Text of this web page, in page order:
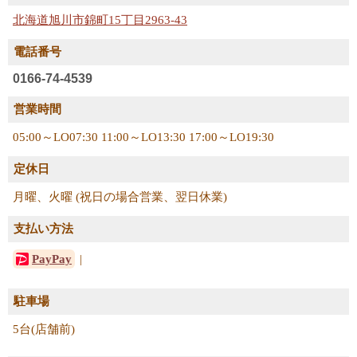
北海道旭川市錦町15丁目2963-43
電話番号
0166-74-4539
営業時間
05:00～LO07:30 11:00～LO13:30 17:00～LO19:30
定休日
月曜、火曜 (祝日の場合営業、翌日休業)
支払い方法
PayPay
駐車場
5台(店舗前)